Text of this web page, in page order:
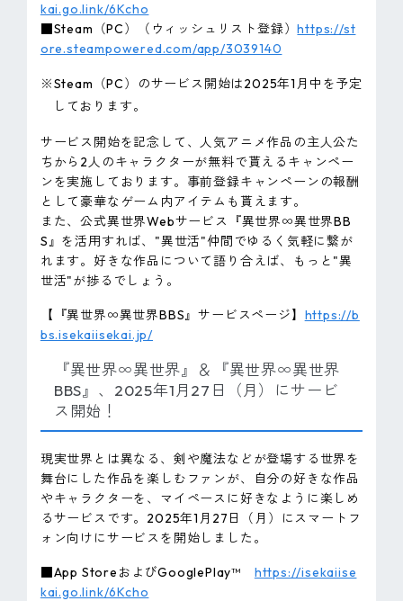
kai.go.link/6Kcho
■Steam（PC）（ウィッシュリスト登録）https://st
ore.steampowered.com/app/3039140
※Steam（PC）のサービス開始は2025年1月中を予定
しております。
サービス開始を記念して、人気アニメ作品の主人公た
ちから2人のキャラクターが無料で貰えるキャンペー
ンを実施しております。事前登録キャンペーンの報酬
として豪華なゲーム内アイテムも貰えます。
また、公式異世界Webサービス『異世界∞異世界BB
S』を活用すれば、"異世活"仲間でゆるく気軽に繋が
れます。好きな作品について語り合えば、もっと"異
世活"が捗るでしょう。
【『異世界∞異世界BBS』サービスページ】 https://b
bs.isekaiisekai.jp/
『異世界∞異世界』＆『異世界∞異世界
BBS』、2025年1月27日（月）にサービ
ス開始！
現実世界とは異なる、剣や魔法などが登場する世界を
舞台にした作品を楽しむファンが、自分の好きな作品
やキャラクターを、マイペースに好きなように楽しめ
るサービスです。2025年1月27日（月）にスマートフ
ォン向けにサービスを開始しました。
■App StoreおよびGooglePlay™ https://isekaiise
kai.go.link/6Kcho